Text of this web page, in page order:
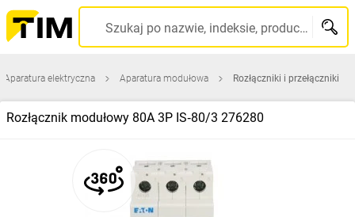
Szukaj po nazwie, indeksie, producencie, kodzie kreskowym...
Aparatura elektryczna Aparatura modułowa Rozłączniki i przełączniki
Rozłącznik modułowy 80A 3P IS‑80/3 276280